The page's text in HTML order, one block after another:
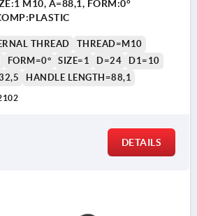
M10, A=88,1, FORM:0°
THREAD
THREAD=M10
FORM=0° SIZE=1 D=24
D1=10
HANDLE LENGTH=88,1
DETAILS